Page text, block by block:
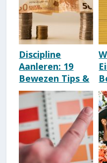
Discipline
Aanleren: 19
Bewezen Tips &
Theorieën [Dit
Werkt]